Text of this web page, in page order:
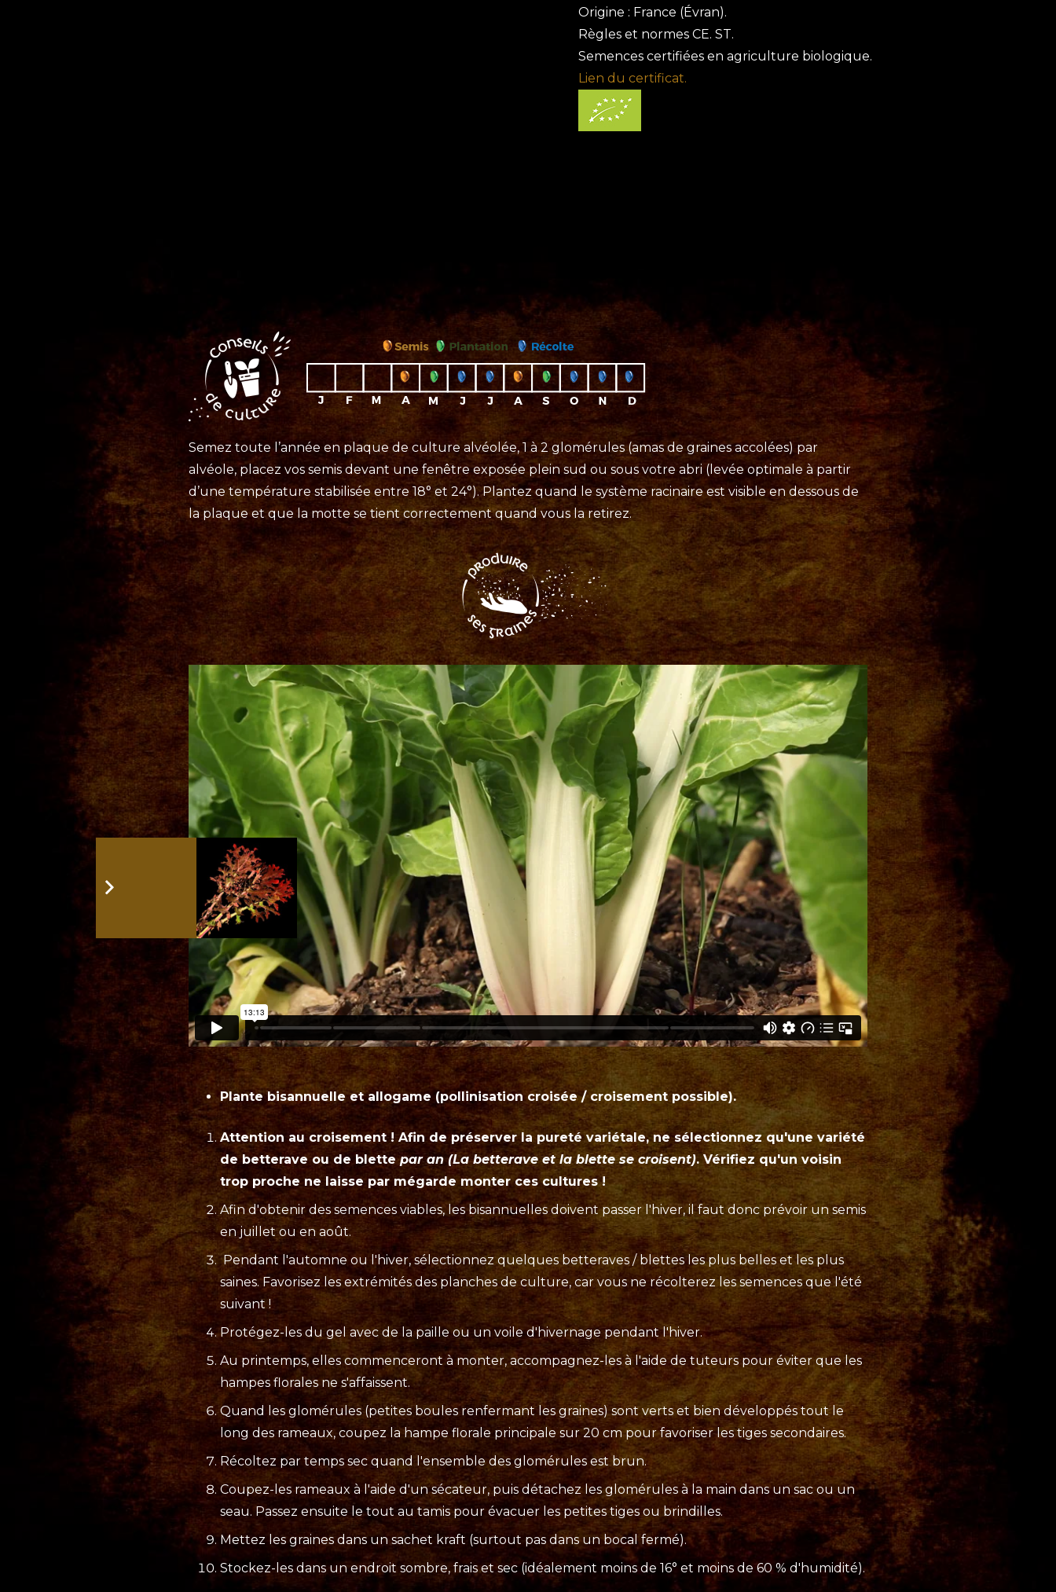
Origine : France (Évran).
Règles et normes CE. ST.
Semences certifiées en agriculture biologique.
Lien du certificat.
Semez toute l’année en plaque de culture alvéolée, 1 à 2 glomérules (amas de graines accolées) par
alvéole, placez vos semis devant une fenêtre exposée plein sud ou sous votre abri (levée optimale à partir
d’une température stabilisée entre 18° et 24°). Plantez quand le système racinaire est visible en dessous de
la plaque et que la motte se tient correctement quand vous la retirez.
Plante bisannuelle et allogame (pollinisation croisée / croisement possible).
Attention au croisement ! Afin de préserver la pureté variétale, ne sélectionnez qu'une variété
de betterave ou de blettepar an (La betterave et la blette se croisent). Vérifiez qu'un voisin
trop proche ne laisse par mégarde monter ces cultures !
Afin d'obtenir des semences viables, les bisannuelles doivent passer l'hiver, il faut donc prévoir un semis
en juillet ou en août.
Pendant l'automne ou l'hiver, sélectionnez quelques betteraves / blettes les plus belles et les plus
saines. Favorisez les extrémités des planches de culture, car vous ne récolterez les semences que l'été
suivant !
Protégez-les du gel avec de la paille ou un voile d'hivernage pendant l'hiver.
Au printemps, elles commenceront à monter, accompagnez-les à l'aide de tuteurs pour éviter que les
hampes florales ne s'affaissent.
Quand les glomérules (petites boules renfermant les graines) sont verts et bien développés tout le
long des rameaux, coupez la hampe florale principale sur 20 cm pour favoriser les tiges secondaires.
Récoltez par temps sec quand l'ensemble des glomérules est brun.
Coupez-les rameaux à l'aide d'un sécateur, puis détachez les glomérules à la main dans un sac ou un
seau. Passez ensuite le tout au tamis pour évacuer les petites tiges ou brindilles.
Mettez les graines dans un sachet kraft (surtout pas dans un bocal fermé).
Stockez-les dans un endroit sombre, frais et sec (idéalement moins de 16° et moins de 60 % d'humidité).